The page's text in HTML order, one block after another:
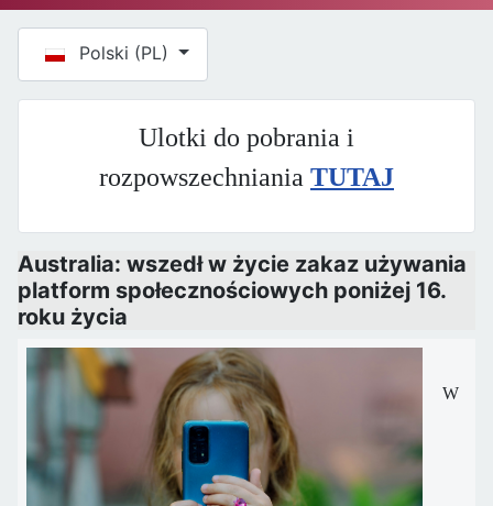
Wybierz swój język
Polski (PL)
Ulotki do pobrania i
rozpowszechniania TUTAJ
Australia: wszedł w życie zakaz używania
platform społecznościowych poniżej 16.
roku życia
W